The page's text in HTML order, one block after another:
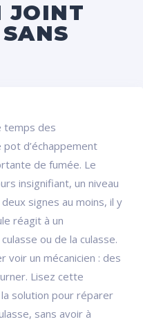
JOINT
temps des
d’échappement
de fumée. Le
insignifiant, un niveau
signes au moins, il y
réagit à un
ou de la culasse.
voir un mécanicien : des
Lisez cette
solution pour réparer
sans avoir à